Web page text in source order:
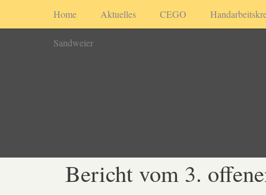
Home Aktuelles CEGO
Sandweier
Bericht vom 3.